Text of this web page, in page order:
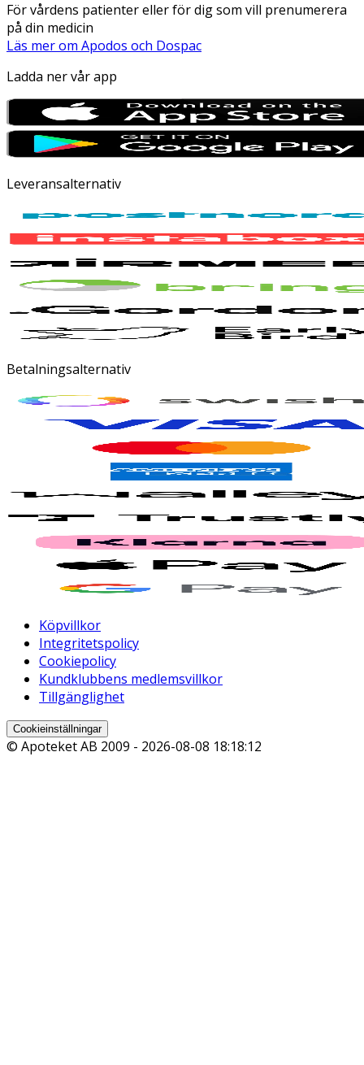
För vårdens patienter eller för dig som vill prenumerera
på din medicin
Läs mer om Apodos och Dospac
Ladda ner vår app
Leveransalternativ
Betalningsalternativ
Köpvillkor
Integritetspolicy
Cookiepolicy
Kundklubbens medlemsvillkor
Tillgänglighet
Cookieinställningar
© Apoteket AB 2009 - 2026-08-08 18:18:12